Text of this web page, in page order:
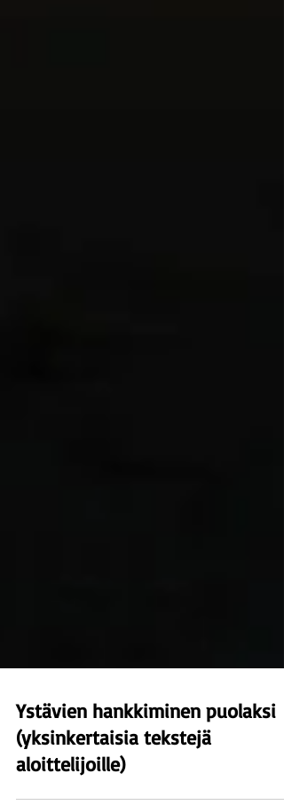
Ystävien hankkiminen puolaksi